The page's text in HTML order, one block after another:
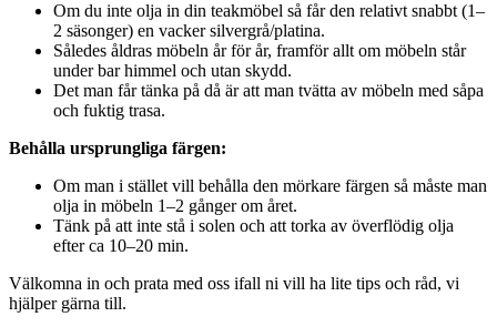
Om du inte olja in din teakmöbel så får den relativt snabbt (1–
2 säsonger) en vacker silvergrå/platina.
Således åldras möbeln år för år, framför allt om möbeln står
under bar himmel och utan skydd.
Det man får tänka på då är att man tvätta av möbeln med såpa
och fuktig trasa.
Behålla ursprungliga färgen:
Om man i stället vill behålla den mörkare färgen så måste man
olja in möbeln 1–2 gånger om året.
Tänk på att inte stå i solen och att torka av överflödig olja
efter ca 10–20 min.
Välkomna in och prata med oss ifall ni vill ha lite tips och råd, vi
hjälper gärna till.